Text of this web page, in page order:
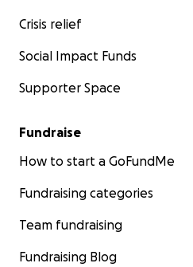
Crisis relief
Social Impact Funds
Supporter Space
Fundraise
How to start a GoFundMe
Fundraising categories
Team fundraising
Fundraising Blog